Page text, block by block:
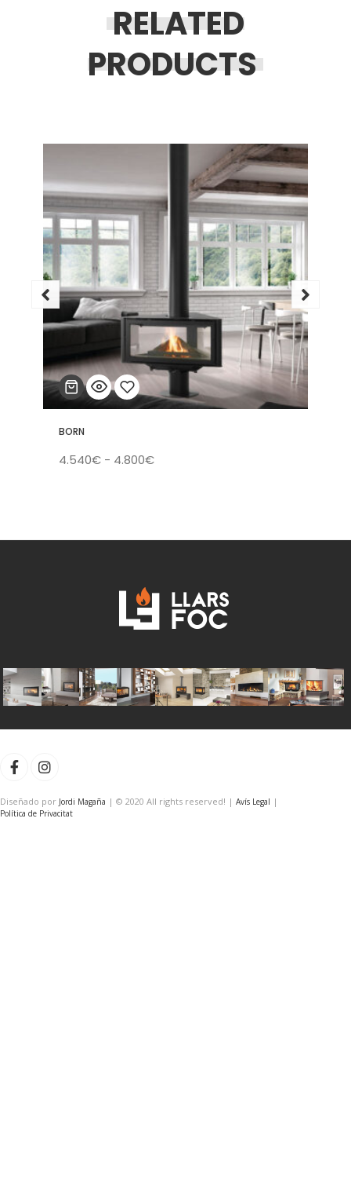
RELATED
PRODUCTS
BORN
4.540€ - 4.800€Rango
a la
deseos
Diseñado por Jordi Magaña | © 2020 All rights reserved! | Avís Legal |
Política de Privacitat